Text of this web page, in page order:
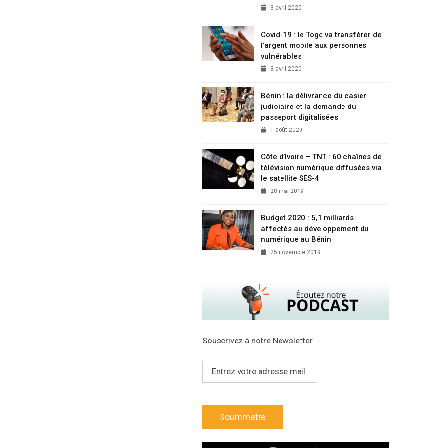
3 avril 2020
Covid-19 : le Togo va transférer de
l’argent mobile aux personnes
vulnérables
8 avril 2020
Bénin : la délivrance du casier
judiciaire et la demande du
passeport digitalisées
1 août 2020
Côte d’Ivoire – TNT : 60 chaînes de
télévision numérique diffusées via
le satellite SES-4
28 mai 2019
Budget 2020 : 5,1 milliards
affectés au développement du
numérique au Bénin
25 novembre 2019
Souscrivez à notre Newsletter